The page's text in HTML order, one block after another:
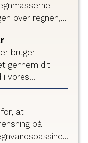
over regnen,
en ressource,
bruger
gennem dit
i vores
et
hjælper dig
at
på